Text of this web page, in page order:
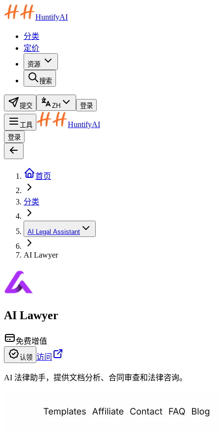
HuntifyAI
分类
定价
资源
搜索
提交 ZH 登录
工具 HuntifyAI
登录
首页
分类
AI Legal Assistant
AI Lawyer
AI Lawyer
免费增值
认领 访问
AI 法律助手，提供文档分析、合同审查和法律咨询。